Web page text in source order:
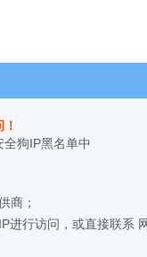
狗IP黑名单中
商；
进行访问，或直接联系